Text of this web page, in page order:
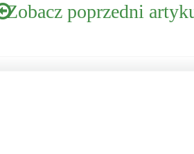
Zobacz poprzedni